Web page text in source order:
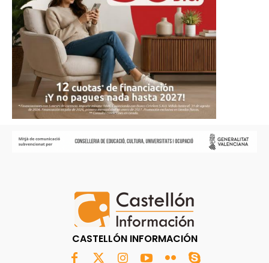
CASTELLÓN INFORMACIÓN